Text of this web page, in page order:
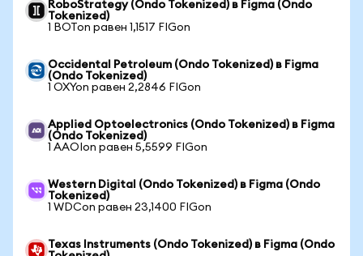
RoboStrategy (Ondo Tokenized) в Figma (Ondo
Tokenized)
1 BOTon равен 1,1517 FIGon
Occidental Petroleum (Ondo Tokenized) в Figma
(Ondo Tokenized)
1 OXYon равен 2,2846 FIGon
Applied Optoelectronics (Ondo Tokenized) в Figma
(Ondo Tokenized)
1 AAOIon равен 5,5599 FIGon
Western Digital (Ondo Tokenized) в Figma (Ondo
Tokenized)
1 WDCon равен 23,1400 FIGon
Texas Instruments (Ondo Tokenized) в Figma (Ondo